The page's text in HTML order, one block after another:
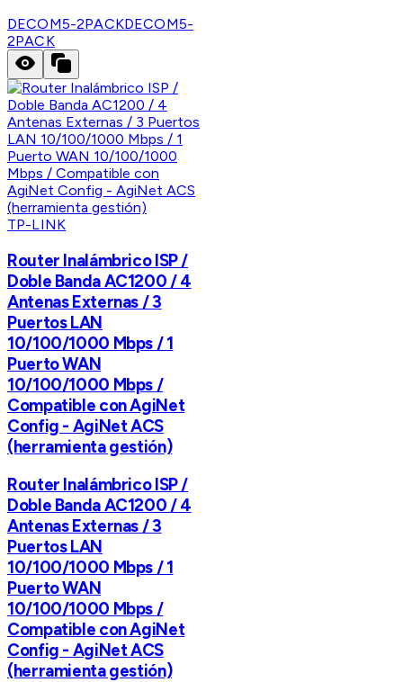
DECOM5-2PACKDECOM5-
2PACK
TP-LINK
Router Inalámbrico ISP /
Doble Banda AC1200 / 4
Antenas Externas / 3
Puertos LAN
10/100/1000 Mbps / 1
Puerto WAN
10/100/1000 Mbps /
Compatible con AgiNet
Config - AgiNet ACS
(herramienta gestión)
Router Inalámbrico ISP /
Doble Banda AC1200 / 4
Antenas Externas / 3
Puertos LAN
10/100/1000 Mbps / 1
Puerto WAN
10/100/1000 Mbps /
Compatible con AgiNet
Config - AgiNet ACS
(herramienta gestión)